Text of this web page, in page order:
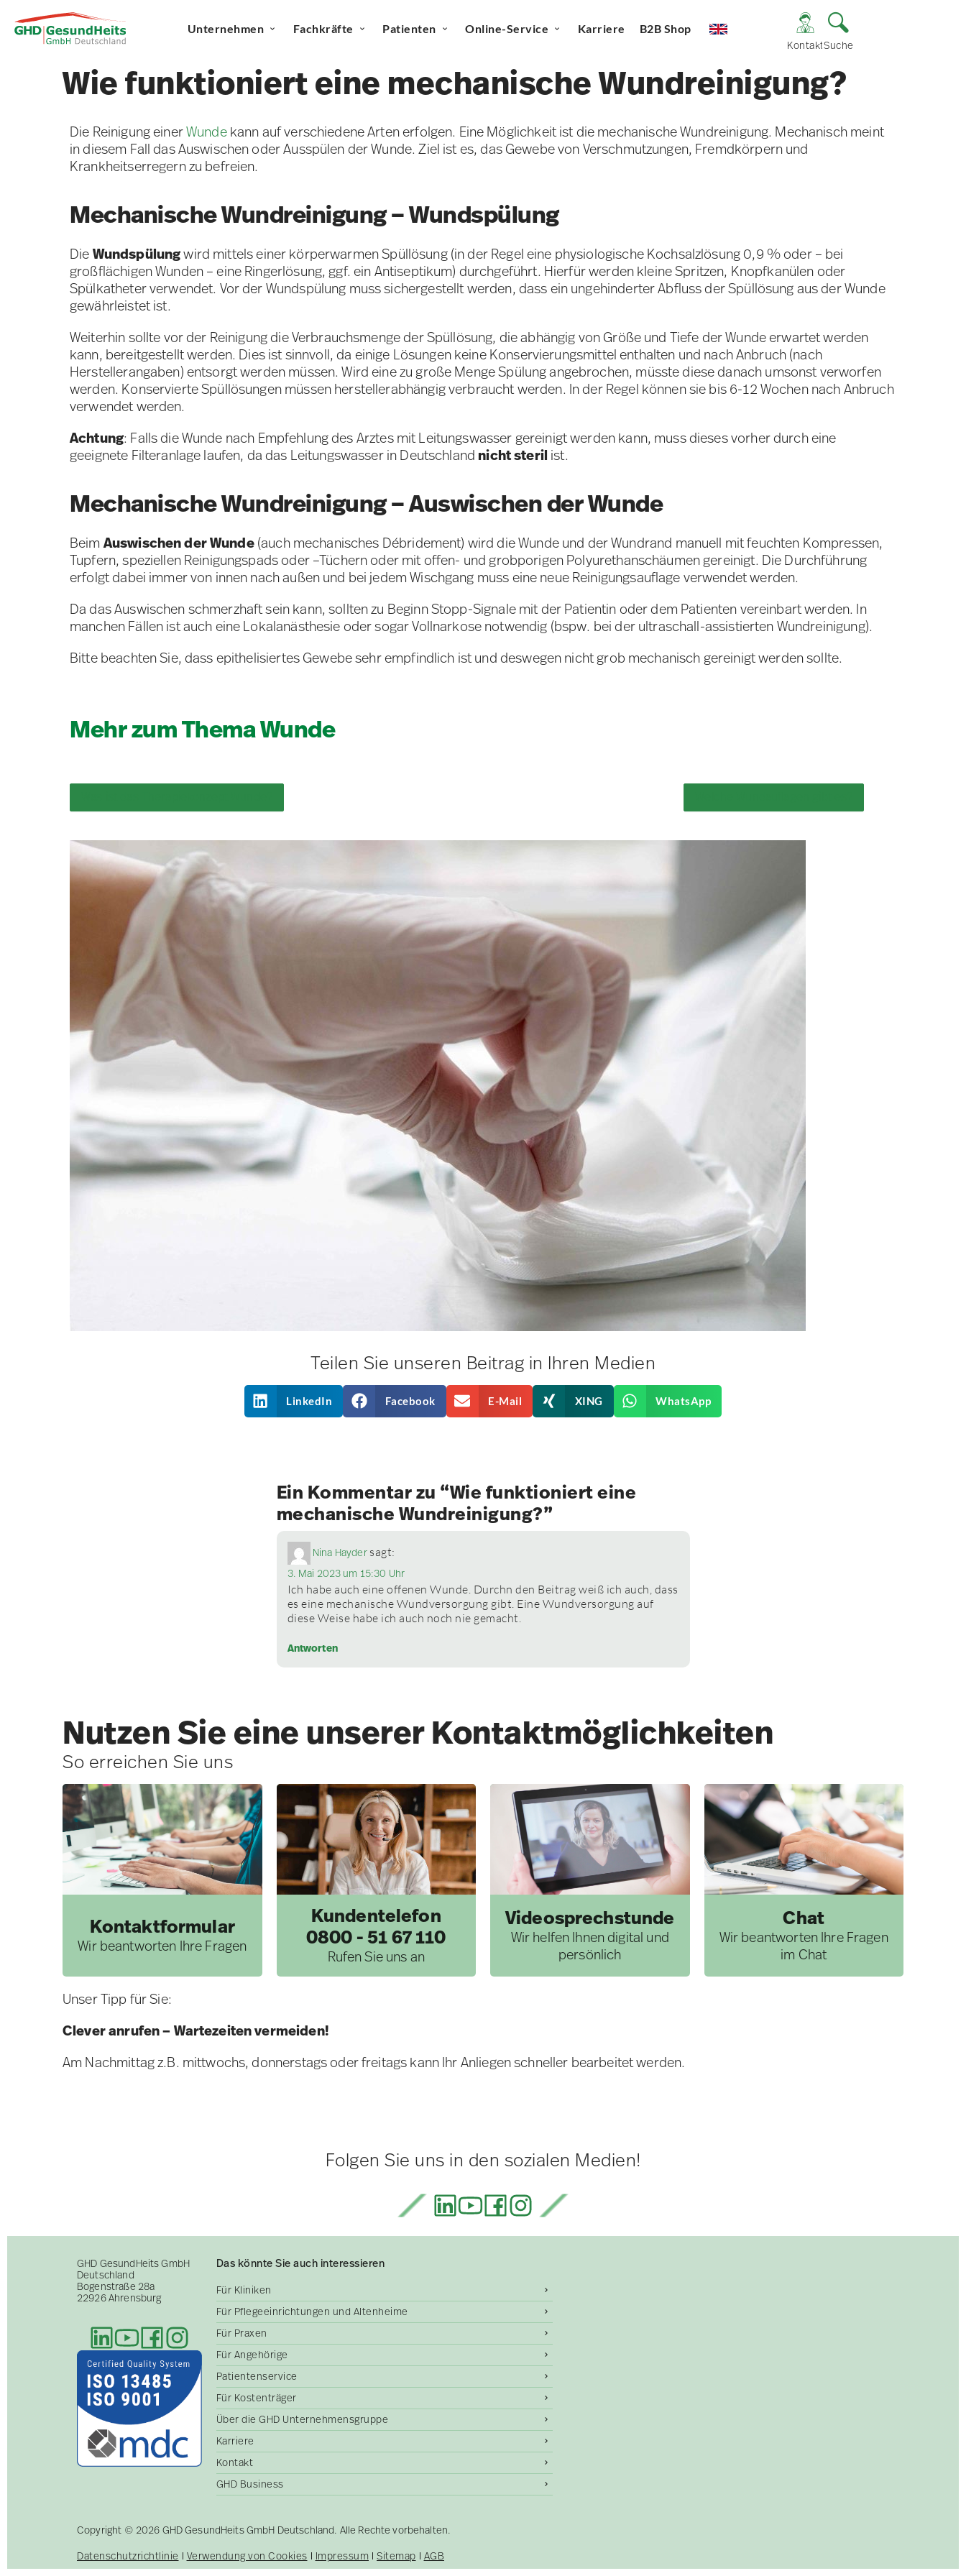
Unternehmen Fachkräfte Patienten Online-Service Karriere B2B Shop
KontaktSuche
Wie funktioniert eine mechanische Wundreinigung?
Die Reinigung einerWundekann auf verschiedene Arten erfolgen. Eine Möglichkeit ist die mechanische Wundreinigung. Mechanisch meint
in diesem Fall das Auswischen oder Ausspülen der Wunde. Ziel ist es, das Gewebe von Verschmutzungen, Fremdkörpern und
Krankheitserregern zu befreien.
Mechanische Wundreinigung – Wundspülung
DieWundspülungwird mittels einer körperwarmen Spüllösung (in der Regel eine physiologische Kochsalzlösung 0,9 % oder – bei
großflächigen Wunden – eine Ringerlösung, ggf. ein Antiseptikum) durchgeführt. Hierfür werden kleine Spritzen, Knopfkanülen oder
Spülkatheter verwendet. Vor der Wundspülung muss sichergestellt werden, dass ein ungehinderter Abfluss der Spüllösung aus der Wunde
gewährleistet ist.
Weiterhin sollte vor der Reinigung die Verbrauchsmenge der Spüllösung, die abhängig von Größe und Tiefe der Wunde erwartet werden
kann, bereitgestellt werden. Dies ist sinnvoll, da einige Lösungen keine Konservierungsmittel enthalten und nach Anbruch (nach
Herstellerangaben) entsorgt werden müssen. Wird eine zu große Menge Spülung angebrochen, müsste diese danach umsonst verworfen
werden. Konservierte Spüllösungen müssen herstellerabhängig verbraucht werden. In der Regel können sie bis 6-12 Wochen nach Anbruch
verwendet werden.
Achtung: Falls die Wunde nach Empfehlung des Arztes mit Leitungswasser gereinigt werden kann, muss dieses vorher durch eine
geeignete Filteranlage laufen, da das Leitungswasser in Deutschland nicht steril ist.
Mechanische Wundreinigung – Auswischen der Wunde
Beim Auswischen der Wunde(auch mechanisches Débridement) wird die Wunde und der Wundrand manuell mit feuchten Kompressen,
Tupfern, speziellen Reinigungspads oder –Tüchern oder mit offen- und grobporigen Polyurethanschäumen gereinigt. Die Durchführung
erfolgt dabei immer von innen nach außen und bei jedem Wischgang muss eine neue Reinigungsauflage verwendet werden.
Da das Auswischen schmerzhaft sein kann, sollten zu Beginn Stopp-Signale mit der Patientin oder dem Patienten vereinbart werden. In
manchen Fällen ist auch eine Lokalanästhesie oder sogar Vollnarkose notwendig (bspw. bei der ultraschall-assistierten Wundreinigung).
Bitte beachten Sie, dass epithelisiertes Gewebe sehr empfindlich ist und deswegen nicht grob mechanisch gereinigt werden sollte.
Mehr zum Thema Wunde
Teilen Sie unseren Beitrag in Ihren Medien
LinkedIn Facebook E-Mail XING WhatsApp
Ein Kommentar zu “Wie funktioniert eine
mechanische Wundreinigung?”
Nina Hayder sagt:
3. Mai 2023 um 15:30 Uhr
Ich habe auch eine offenen Wunde. Durchn den Beitrag weiß ich auch, dass
es eine mechanische Wundversorgung gibt. Eine Wundversorgung auf
diese Weise habe ich auch noch nie gemacht.
Antworten
Nutzen Sie eine unserer Kontakt­möglichkeiten
So erreichen Sie uns
Kontaktformular
Wir beantworten Ihre Fragen
Kundentelefon
0800 - 51 67 110
Rufen Sie uns an
Videosprechstunde
Wir helfen Ihnen digital und
persönlich
Chat
Wir beantworten Ihre Fragen
im Chat
Unser Tipp für Sie:
Clever anrufen – Wartezeiten vermeiden!
Am Nachmittag z.B. mittwochs, donnerstags oder freitags kann Ihr Anliegen schneller bearbeitet werden.
Folgen Sie uns in den sozialen Medien!
GHD GesundHeits GmbH
Deutschland
Bogenstraße 28a
22926 Ahrensburg
Das könnte Sie auch interessieren
Für Kliniken
Für Pflegeeinrichtungen und Altenheime
Für Praxen
Für Angehörige
Patientenservice
Für Kostenträger
Über die GHD Unternehmensgruppe
Karriere
Kontakt
GHD Business
Copyright © 2026 GHD GesundHeits GmbH Deutschland. Alle Rechte vorbehalten.
Datenschutzrichtlinie
Verwendung von Cookies Impressum Sitemap AGB